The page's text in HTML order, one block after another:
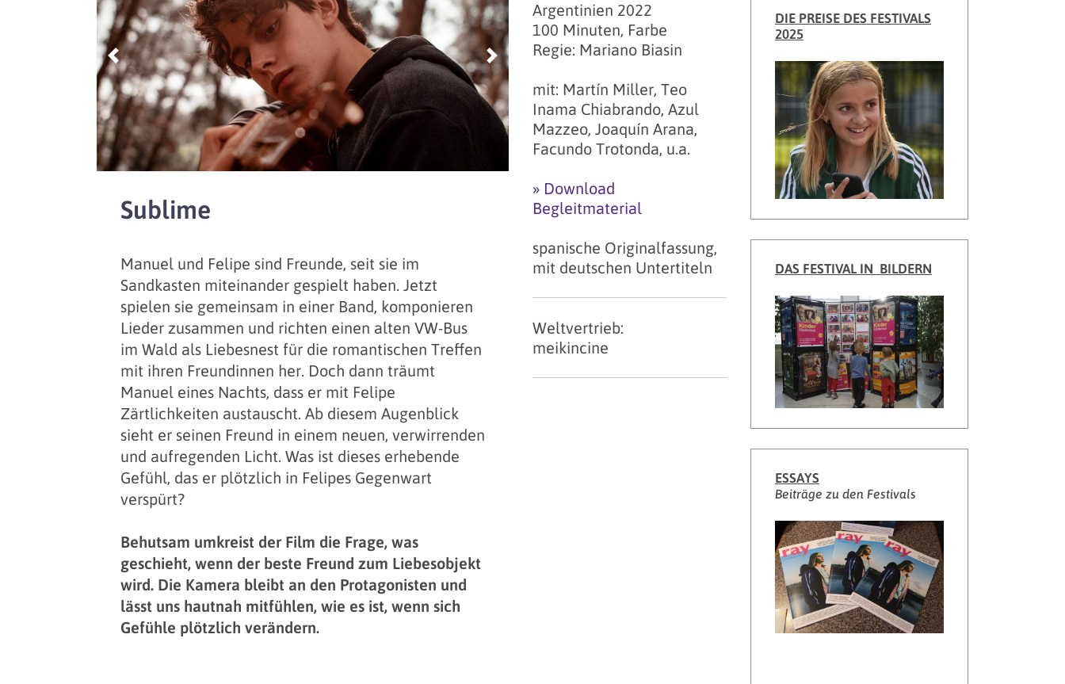
Previous Next
Sublime
Manuel und Felipe sind Freunde, seit sie im
Sandkasten miteinander gespielt haben. Jetzt
spielen sie gemeinsam in einer Band, komponieren
Lieder zusammen und richten einen alten VW-Bus
im Wald als Liebesnest für die romantischen Treffen
mit ihren Freundinnen her. Doch dann träumt
Manuel eines Nachts, dass er mit Felipe
Zärtlichkeiten austauscht. Ab diesem Augenblick
sieht er seinen Freund in einem neuen, verwirrenden
und aufregenden Licht. Was ist dieses erhebende
Gefühl, das er plötzlich in Felipes Gegenwart
verspürt?
Behutsam umkreist der Film die Frage, was
geschieht, wenn der beste Freund zum Liebesobjekt
wird. Die Kamera bleibt an den Protagonisten und
lässt uns hautnah mitfühlen, wie es ist, wenn sich
Gefühle plötzlich verändern.
Argentinien 2022
100 Minuten, Farbe
Regie: Mariano Biasin
mit: Martín Miller, Teo
Inama Chiabrando, Azul
Mazzeo, Joaquín Arana,
Facundo Trotonda, u.a.
» Download
Begleitmaterial
spanische Originalfassung,
mit deutschen Untertiteln
Weltvertrieb:
meikincine
DIE PREISE DES FESTIVALS
2025
DAS FESTIVAL IN BILDERN
ESSAYS
Beiträge zu den Festivals